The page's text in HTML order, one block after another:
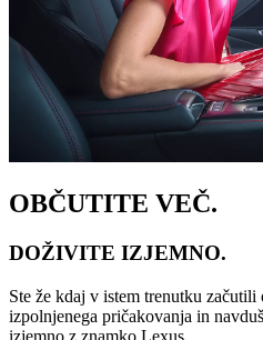
OBČUTITE VEČ.
DOŽIVITE IZJEMNO.
Ste že kdaj v istem trenutku
izpolnjenega pričakovanja in
izjemno z znamko Lexus.